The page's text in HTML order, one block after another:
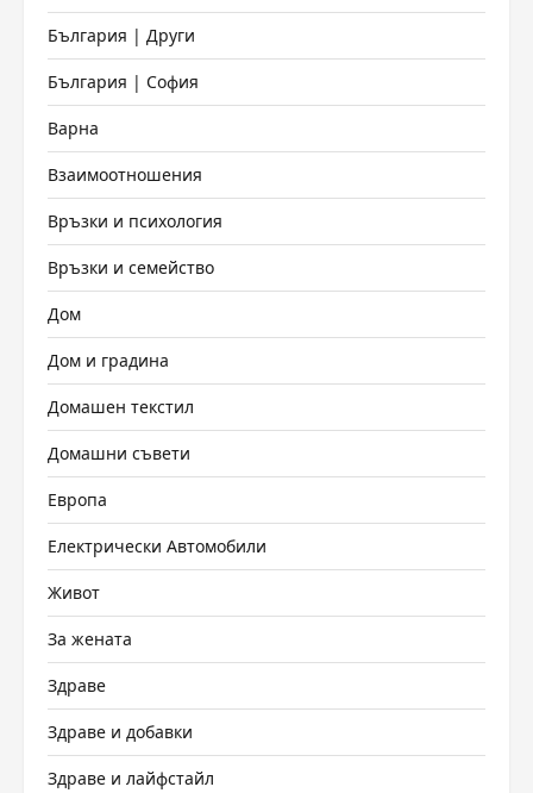
България | Други
България | София
Варна
Взаимоотношения
Връзки и психология
Връзки и семейство
Дом
Дом и градина
Домашен текстил
Домашни съвети
Европа
Електрически Автомобили
Живот
За жената
Здраве
Здраве и добавки
Здраве и лайфстайл